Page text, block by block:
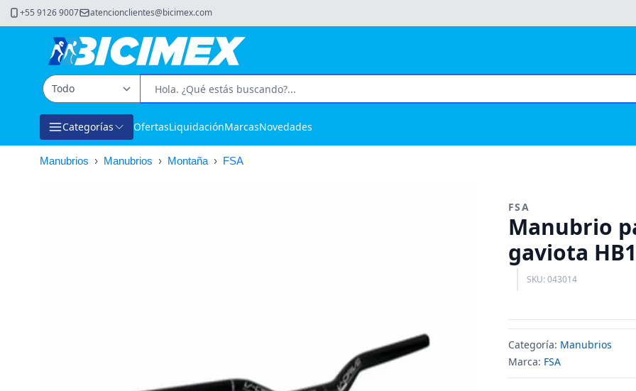
+55 9126 9007 atencionclientes@bicimex.com
Categorías OfertasLiquidaciónMarcasNovedades
Manubrios › Manubrios › Montaña › FSA
FSA
Manubrio
gaviota
SKU: 043014
Categoría: Manubrios
Marca: FSA